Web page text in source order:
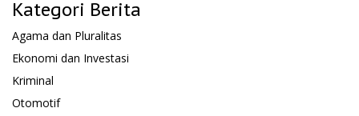
Kategori Berita
Agama dan Pluralitas
Ekonomi dan Investasi
Kriminal
Otomotif